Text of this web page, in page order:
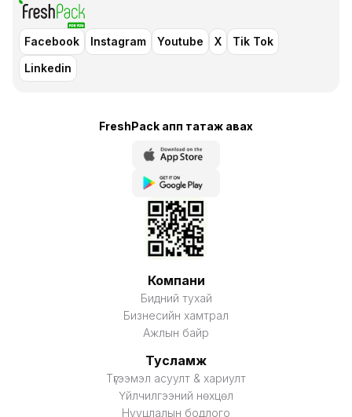
Facebook Instagram Youtube X
Tik Tok
Linkedin
FreshPack апп татаж авaх
Компани
Бидний тухай
Бизнесийн хамтрал
Ажлын байр
Тусламж
Түгээмэл асуулт & хариулт
Үйлчилгээний нөхцөл
Нууцлалын бодлого